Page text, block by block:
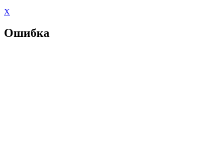
X
Ошибка